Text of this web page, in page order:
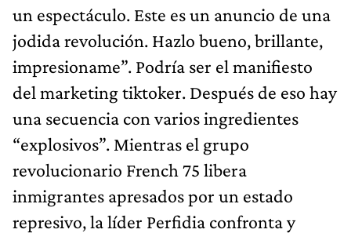
un espectáculo. Este es un anuncio de una
jodida revolución. Hazlo bueno, brillante,
impresioname”. Podría ser el manifiesto
del marketing tiktoker. Después de eso hay
una secuencia con varios ingredientes
“explosivos”. Mientras el grupo
revolucionario French 75 libera
inmigrantes apresados por un estado
represivo, la líder Perfidia confronta y